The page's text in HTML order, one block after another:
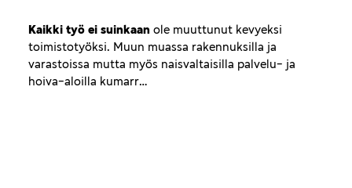
Kaikki työ ei suinkaanole muuttunut kevyeksi
toimistotyöksi. Muun muassa rakennuksilla ja
varastoissa mutta myös naisvaltaisilla palvelu- ja
hoiva-aloilla kumarr…